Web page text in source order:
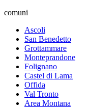
comuni
Ascoli
San Benedetto
Grottammare
Monteprandone
Folignano
Castel di Lama
Offida
Val Tronto
Area Montana